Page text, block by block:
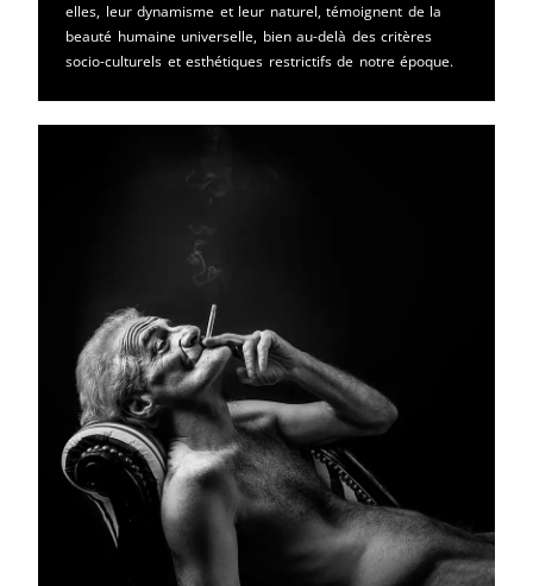
elles, leur dynamisme et leur naturel, témoignent de la
beauté humaine universelle, bien au-delà des critères
socio-culturels et esthétiques restrictifs de notre époque.